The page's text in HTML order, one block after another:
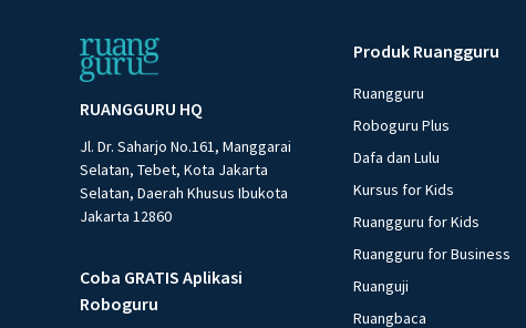
RUANGGURU HQ
Jl. Dr. Saharjo No.161, Manggarai
Selatan, Tebet, Kota Jakarta
Selatan, Daerah Khusus Ibukota
Jakarta 12860
Coba GRATIS Aplikasi
Roboguru
Produk Ruangguru
Ruangguru
Roboguru Plus
Dafa dan Lulu
Kursus for Kids
Ruangguru for Kids
Ruangguru for Business
Ruanguji
Ruangbaca